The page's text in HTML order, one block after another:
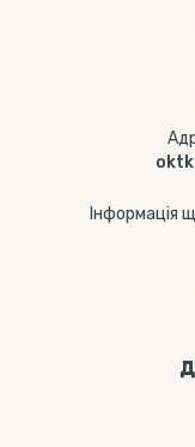
Інформація